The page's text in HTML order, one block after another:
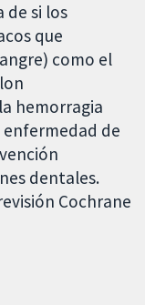
de si los
que
como el
hemorragia
de
dentales.
Cochrane